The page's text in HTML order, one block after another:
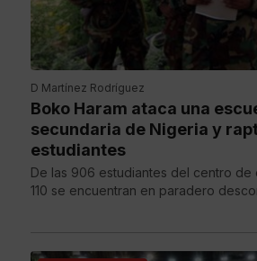
D Martínez Rodríguez
Boko Haram ataca una
secundaria de Nigeria y
estudiantes
De las 906 estudiantes del centro de
110 se encuentran en paradero